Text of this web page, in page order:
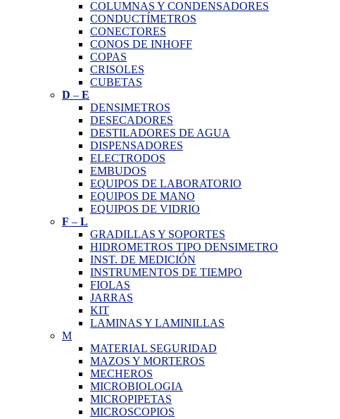
COLUMNAS Y CONDENSADORES
CONDUCTÍMETROS
CONECTORES
CONOS DE INHOFF
COPAS
CRISOLES
CUBETAS
D – E
DENSIMETROS
DESECADORES
DESTILADORES DE AGUA
DISPENSADORES
ELECTRODOS
EMBUDOS
EQUIPOS DE LABORATORIO
EQUIPOS DE MANO
EQUIPOS DE VIDRIO
F – L
GRADILLAS Y SOPORTES
HIDROMETROS TIPO DENSIMETRO
INST. DE MEDICIÓN
INSTRUMENTOS DE TIEMPO
FIOLAS
JARRAS
KIT
LAMINAS Y LAMINILLAS
M
MATERIAL SEGURIDAD
MAZOS Y MORTEROS
MECHEROS
MICROBIOLOGIA
MICROPIPETAS
MICROSCOPIOS